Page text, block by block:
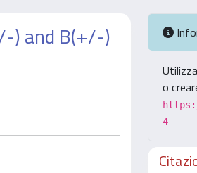
) and B(+/-)
o
4